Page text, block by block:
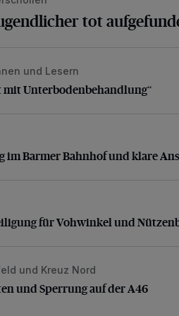
tot
Unterbodenbehandlung“
und Lesern
mit Unterbodenbehandlung“
im Barmer Bahnhof und klare
im Barmer Bahnhof und klare
für Vohwinkel und
für Vohwinkel und
und Sperrung auf der A46
und Kreuz Nord
und Sperrung auf der A46